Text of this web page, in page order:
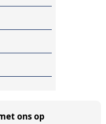
ons op